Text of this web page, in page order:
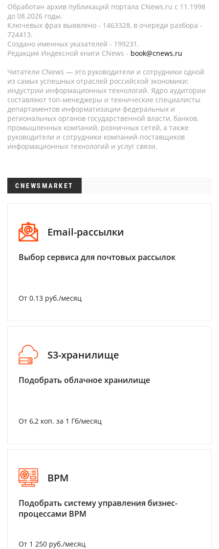
Обработан архив публикаций портала CNews.ru c 11.1998
до 08.2026 годы.
Ключевых фраз выявлено - 1463328, в очереди разбора -
724413.
Создано именных указателей - 199231.
Редакция Индексной книги CNews - book@cnews.ru
Читатели CNews — это руководители и сотрудники одной
из самых успешных отраслей российской экономики:
индустрии информационных технологий. Ядро аудитории
составляют топ-менеджеры и технические специалисты
департаментов информатизации федеральных и
региональных органов государственной власти, банков,
промышленных компаний, розничных сетей, а также
руководители и сотрудники компаний-поставщиков
информационных технологий и услуг связи.
CNEWSMARKET
Email-рассылки
Выбор сервиса для почтовых рассылок
От 0.13 руб./месяц
S3-хранилище
Подобрать облачное хранилище
От 6,2 коп. за 1 Гб/месяц
BPM
Подобрать систему управления бизнес-
процессами BPM
От 1 250 руб./месяц